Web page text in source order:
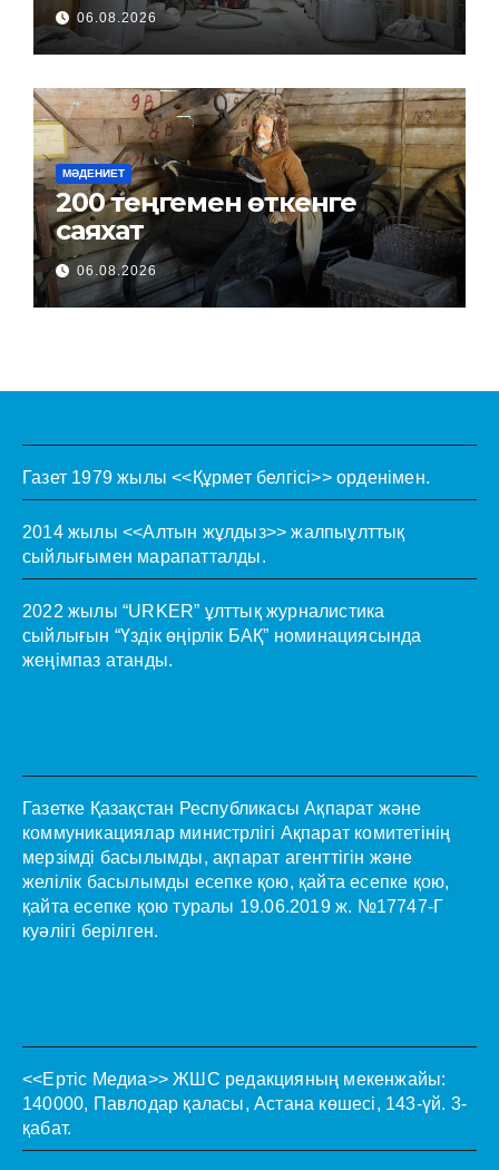
06.08.2026
МӘДЕНИЕТ
200 теңгемен өткенге
саяхат
06.08.2026
Газет 1979 жылы <<Құрмет белгісі>> орденімен.
2014 жылы <<Алтын жұлдыз>> жалпыұлттық
сыйлығымен марапатталды.
2022 жылы “URKER” ұлттық журналистика
сыйлығын “Үздік өңірлік БАҚ” номинациясында
жеңімпаз атанды.
Газетке Қазақстан Республикасы Ақпарат және
коммуникациялар министрлігі Ақпарат комитетінің
мерзімді басылымды, ақпарат агенттігін және
желілік басылымды есепке қою, қайта есепке қою,
қайта есепке қою туралы 19.06.2019 ж. №17747-Г
куәлігі берілген.
<<Ертіс Медиа>> ЖШС редакцияның мекенжайы:
140000, Павлодар қаласы, Астана көшесі, 143-үй. 3-
қабат.